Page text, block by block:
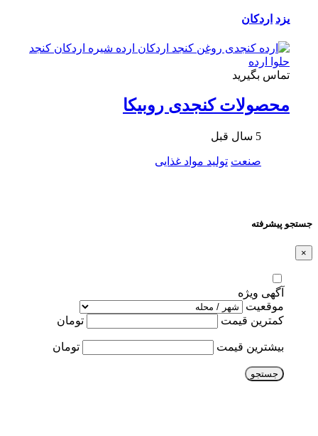
یزد اردکان
تماس بگیرید
محصولات کنجدی روبیکا
5 سال قبل
صنعت تولید مواد غذایی
جستجو پیشرفته
×
آگهی ویژه
موقعیت
کمترین قیمت
تومان
بیشترین قیمت تومان
جستجو